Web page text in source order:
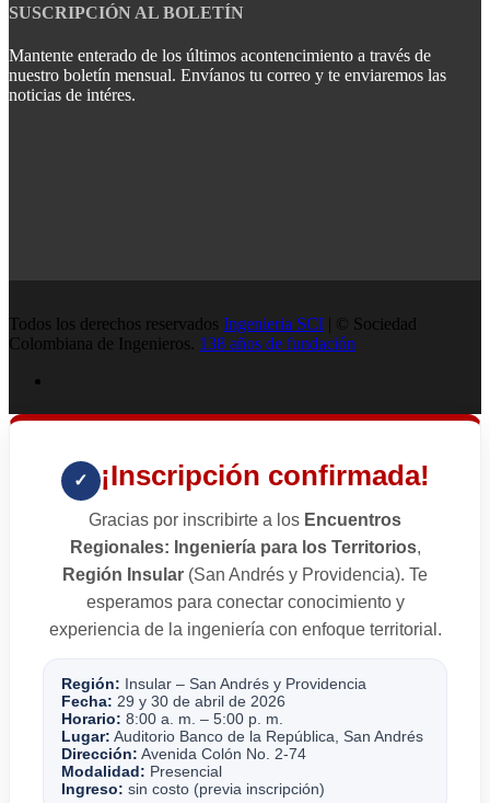
SUSCRIPCIÓN AL BOLETÍN
Mantente enterado de los últimos acontencimiento a través de
nuestro boletín mensual. Envíanos tu correo y te enviaremos las
noticias de intéres.
Todos los derechos reservados Ingenieria SCI | © Sociedad
Colombiana de Ingenieros. 138 años de fundación
✓ ¡Inscripción confirmada!
Gracias por inscribirte a los Encuentros
Regionales: Ingeniería para los Territorios,
Región Insular (San Andrés y Providencia). Te
esperamos para conectar conocimiento y
experiencia de la ingeniería con enfoque territorial.
Región: Insular – San Andrés y Providencia
Fecha: 29 y 30 de abril de 2026
Horario: 8:00 a. m. – 5:00 p. m.
Lugar: Auditorio Banco de la República, San Andrés
Dirección: Avenida Colón No. 2-74
Modalidad: Presencial
Ingreso: sin costo (previa inscripción)